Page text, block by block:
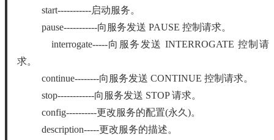
start-----------启动服务。
pause-----------向服务发送 PAUSE 控制请求。
interrogate-----向服务发送 INTERROGATE 控制请
求。
continue--------向服务发送 CONTINUE 控制请求。
stop------------向服务发送 STOP 请求。
config----------更改服务的配置(永久)。
description-----更改服务的描述。